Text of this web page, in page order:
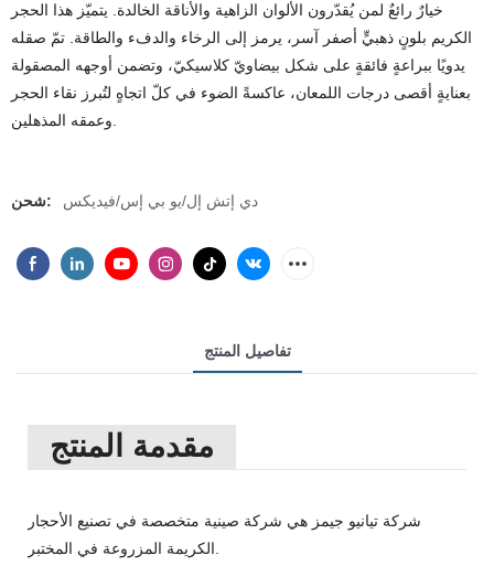
خيارٌ رائعٌ لمن يُقدّرون الألوان الزاهية والأناقة الخالدة. يتميّز هذا الحجر
الكريم بلونٍ ذهبيٍّ أصفر آسر، يرمز إلى الرخاء والدفء والطاقة. تمّ صقله
يدويًا ببراعةٍ فائقةٍ على شكل بيضاويّ كلاسيكيّ، وتضمن أوجهه المصقولة
بعنايةٍ أقصى درجات اللمعان، عاكسةً الضوء في كلّ اتجاهٍ لتُبرز نقاء الحجر
شحن: دي إتش إل/يو بي إس/فيديكس
تفاصيل المنتج
مقدمة المنتج
شركة تيانيو جيمز هي شركة صينية متخصصة في تصنيع الأحجار